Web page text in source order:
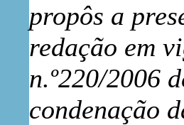
propôs a
redação em
n.º220/2006
condenação